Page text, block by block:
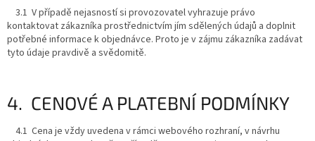
3.1 V případě nejasností si provozovatel vyhrazuje právo
kontaktovat zákazníka prostřednictvím jím sdělených údajů a doplnit
potřebné informace k objednávce. Proto je v zájmu zákazníka zadávat
tyto údaje pravdivě a svědomitě.
4. CENOVÉ A PLATEBNÍ PODMÍNKY
4.1 Cena je vždy uvedena v rámci webového rozhraní, v návrhu